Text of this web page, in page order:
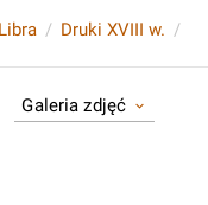
Druki XVIII w.
Galeria zdjęć